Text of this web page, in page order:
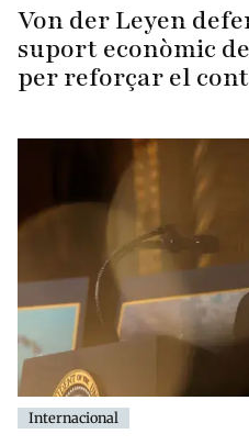
Von der Leyen
suport econòmic
per reforçar el
Internacional